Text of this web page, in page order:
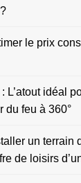
le prix
L’atout idéal
du feu à 360°
un terrain
de loisirs